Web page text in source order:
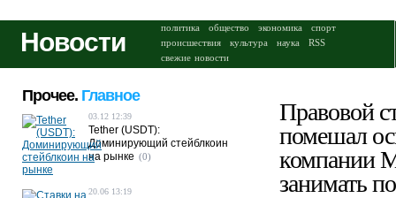
Новости политика общество экономика
спорт
происшествия
культура наука
RSS
свежие новости
Правовой
помешал
компании
занимать
Прочее. Главное
03.12 12:39
Tether (USDT):
Доминирующий стейблкоин
на рынке (0)
20.06 13:19